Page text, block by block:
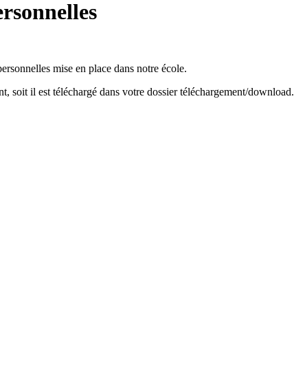
mise en place dans notre école.
soit il est téléchargé dans votre dossier téléchargement/download.